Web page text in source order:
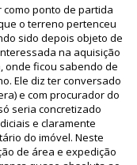
ponto de partida
o terreno pertenceu
sido depois objeto de
na aquisição
onde ficou sabendo de
Ele diz ter conversado
e com procurador do
seria concretizado
e claramente
do imóvel. Neste
de área e expedição